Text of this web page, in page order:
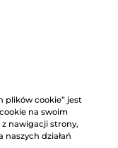
plików cookie” jest
na swoim
nawigacji strony,
działań